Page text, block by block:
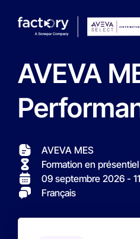
AVEVA
AVEVA MES
Formation en présentiel
09 septembre 2026 -
Français